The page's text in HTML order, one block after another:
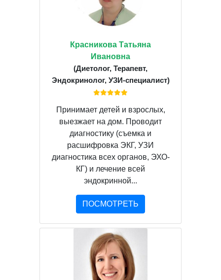
Красникова Татьяна
Ивановна
(Диетолог, Терапевт,
Эндокринолог, УЗИ-специалист)
Принимает детей и взрослых,
выезжает на дом. Проводит
диагностику (съемка и
расшифровка ЭКГ, УЗИ
диагностика всех органов, ЭХО-
КГ) и лечение всей
эндокринной...
ПОСМОТРЕТЬ